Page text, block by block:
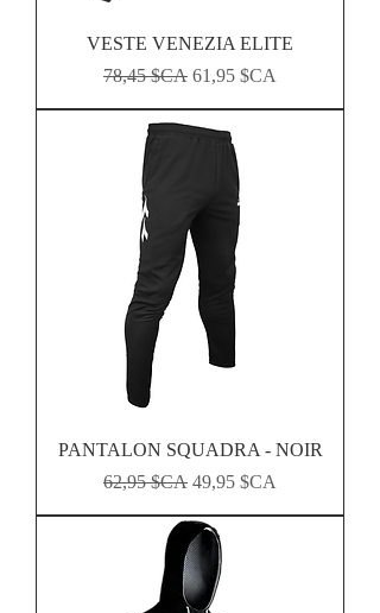
VESTE VENEZIA ELITE
Prix original
78,45 $CA Prix promotionnel
61,95 $CA
PANTALON SQUADRA - NOIR
Prix original
62,95 $CA Prix promotionnel
49,95 $CA